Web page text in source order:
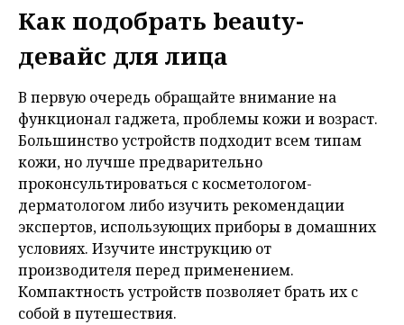
Как подобрать beauty-
девайс для лица
В первую очередь обращайте внимание на
функционал гаджета, проблемы кожи и возраст.
Большинство устройств подходит всем типам
кожи, но лучше предварительно
проконсультироваться с косметологом-
дерматологом либо изучить рекомендации
экспертов, использующих приборы в домашних
условиях. Изучите инструкцию от
производителя перед применением.
Компактность устройств позволяет брать их с
собой в путешествия.